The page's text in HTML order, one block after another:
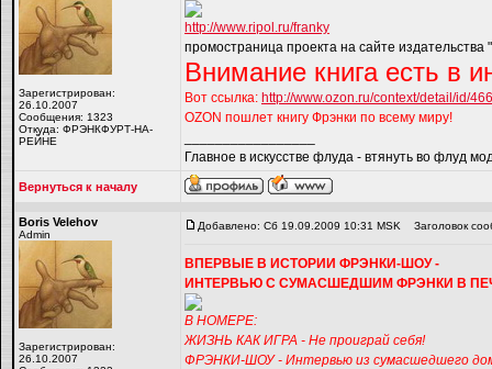
Зарегистрирован:
26.10.2007
Сообщения: 1323
Откуда: ФРЭНКФУРТ-НА-
РЕЙНЕ
http://www.ripol.ru/franky
промостраница проекта на сайте издательства
Внимание книга есть в
Вот ссылка: http://www.ozon.ru/context/detail/id/
OZON пошлет книгу Фрэнки по всему миру!
Главное в искусстве флуда - втянуть во флуд
Вернуться к началу
Boris Velehov
Admin
Зарегистрирован:
26.10.2007
Добавлено: Сб 19.09.2009 10:31 MSK Заголовок
ВПЕРВЫЕ В ИСТОРИИ ФРЭНКИ-ШОУ -
ИНТЕРВЬЮ С СУМАСШЕДШИМ ФРЭНКИ В
В НОМЕРЕ:
ЖИЗНЬ КАК ИГРА - Не проиграй себя!
ФРЭНКИ-ШОУ - Интервью из сумасшедшего